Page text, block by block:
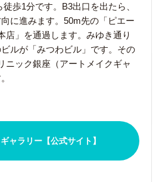
歩1分です。B3出口を出たら、
に進みます。50m先の「ピエー
店」を通過します。みゆき通り
ルが「みつわビル」です。その
ニック銀座（アートメイクギャ
ャラリー【公式サイト】